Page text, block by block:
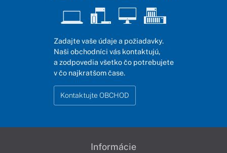
Zadajte vaše údaje a požiadavky.
Naši obchodníci vás kontaktujú,
a zodpovedia všetko čo potrebujete
v čo najkratšom čase.
Kontaktujte OBCHOD
Informácie